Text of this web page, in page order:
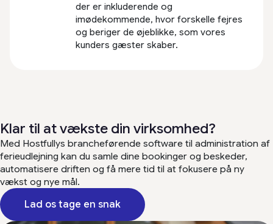
der er inkluderende og
imødekommende, hvor forskelle fejres
og beriger de øjeblikke, som vores
kunders gæster skaber.
Klar til at vækste din virksomhed?
Med Hostfullys brancheførende software til administration af
ferieudlejning kan du samle dine bookinger og beskeder,
automatisere driften og få mere tid til at fokusere på ny
vækst og nye mål.
Lad os tage en snak